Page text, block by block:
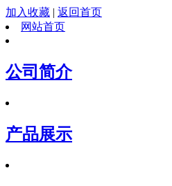
加入收藏 | 返回首页
网站首页
公司简介
产品展示